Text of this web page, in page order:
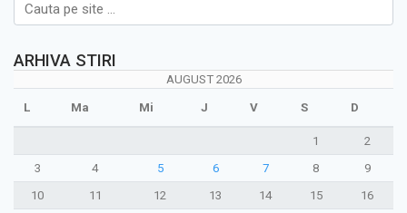
ARHIVA STIRI
AUGUST 2026
L Ma Mi J V S D
1
2
3
4 5 6 7 8
9
10
11 12 13 14 15
16